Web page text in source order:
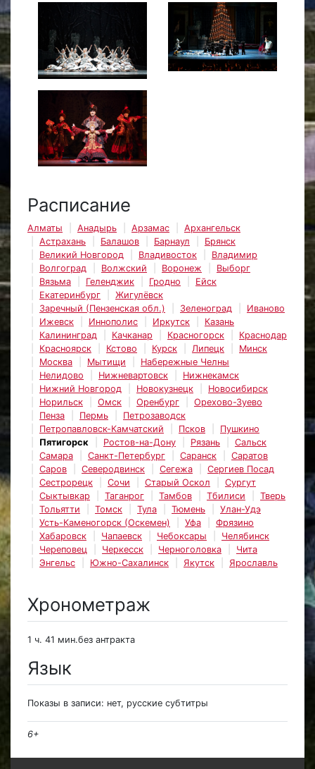
Расписание
Алматы Анадырь Арзамас
Архангельск
Астрахань
Балашов Барнаул
Брянск
Великий Новгород
Владивосток
Владимир
Волгоград
Волжский Воронеж
Выборг
Вязьма
Геленджик Гродно
Ейск
Екатеринбург
Жигулёвск
Заречный (Пензенская обл.)
Зеленоград
Иваново
Ижевск
Иннополис Иркутск
Казань
Калининград
Качканар Красногорск
Краснодар
Красноярск
Кстово Курск Липецк
Минск
Москва
Мытищи
Набережные Челны
Нелидово
Нижневартовск
Нижнекамск
Нижний Новгород
Новокузнецк
Новосибирск
Норильск
Омск Оренбург
Орехово-Зуево
Пенза
Пермь
Петрозаводск
Петропавловск-Камчатский
Псков
Пушкино
Пятигорск
Ростов-на-Дону Рязань
Сальск
Самара
Санкт-Петербург Саранск
Саратов
Саров
Северодвинск Сегежа
Сергиев Посад
Сестрорецк
Сочи Старый Оскол
Сургут
Сыктывкар
Таганрог Тамбов Тбилиси
Тверь
Тольятти
Томск Тула Тюмень
Улан-Удэ
Усть-Каменогорск (Оскемен)
Уфа
Фрязино
Хабаровск
Чапаевск Чебоксары
Челябинск
Череповец
Черкесск Черноголовка
Чита
Энгельс
Южно-Сахалинск Якутск Ярославль
Хронометраж
1 ч. 41 мин.без антракта
Язык
Показы в записи: нет, русские субтитры
6+